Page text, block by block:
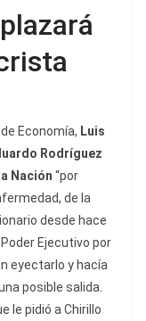
Economía, Luis
Rodríguez
Nación “por
de la
desde hace
Ejecutivo por
eyectarlo y hacía
posible salida.
le pidió a Chirillo